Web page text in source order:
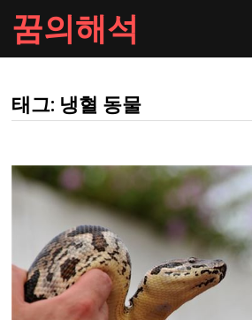
Skip
to
content
꿈의해석
태그: 냉혈 동물